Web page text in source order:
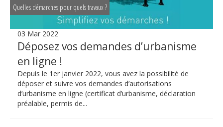
Quelles démarches pour quels travaux ?
03 Mar 2022
Déposez vos demandes d’urbanisme
en ligne !
Depuis le 1er janvier 2022, vous avez la possibilité de
déposer et suivre vos demandes d’autorisations
d’urbanisme en ligne (certificat d’urbanisme, déclaration
préalable, permis de...